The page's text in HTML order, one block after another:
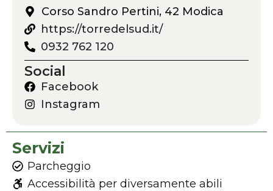
Corso Sandro Pertini, 42 Modica
https://torredelsud.it/
0932 762 120
Social
Facebook
Instagram
Servizi
Parcheggio
Accessibilità per diversamente abili